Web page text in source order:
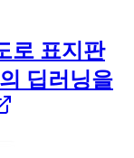
로 표지판
딥러닝을